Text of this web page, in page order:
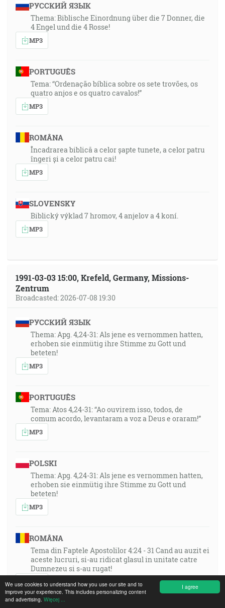
I agree
We use cookies to understand how you use our site and to
improve your experience. This includes personalizing content
and advertising. Więcej ...
РУССКИЙ ЯЗЫК
Thema: Biblische Einordnung über die 7 Donner, die
4 Engel und die 4 Rosse!
MP3
PORTUGUÊS
Tema: “Ordenação bíblica sobre os sete trovões, os
quatro anjos e os quatro cavalos!”
MP3
ROMÂNA
Încadrarea biblică a celor șapte tunete, a celor patru
îngeri și a celor patru cai!
MP3
SLOVENSKY
Biblický výklad 7 hromov, 4 anjelov a 4 koní.
MP3
1991-03-03 15:00, Krefeld, Germany, Missions-
Zentrum
Broadcasted: 2026-07-08 19:30
РУССКИЙ ЯЗЫК
Thema: Apg. 4,24-31: Als jene es vernommen hatten,
erhoben sie einmütig ihre Stimme zu Gott und
beteten!
MP3
PORTUGUÊS
Tema: Atos 4,24-31: “Ao ouvirem isso, todos, de
comum acordo, levantaram a voz a Deus e oraram!”
MP3
POLSKI
Thema: Apg. 4,24-31: Als jene es vernommen hatten,
erhoben sie einmütig ihre Stimme zu Gott und
beteten!
MP3
ROMÂNA
Tema din Faptele Apostolilor 4:24 - 31 Cand au auzit ei
aceste lucruri, si-au ridicat glasul in unitate catre
Dumnezeu si s-au rugat!
MP3